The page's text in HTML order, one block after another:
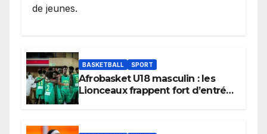
de jeunes.
BASKETBALL SPORT
Afrobasket U18 masculin : les
Lionceaux frappent fort d’entrée